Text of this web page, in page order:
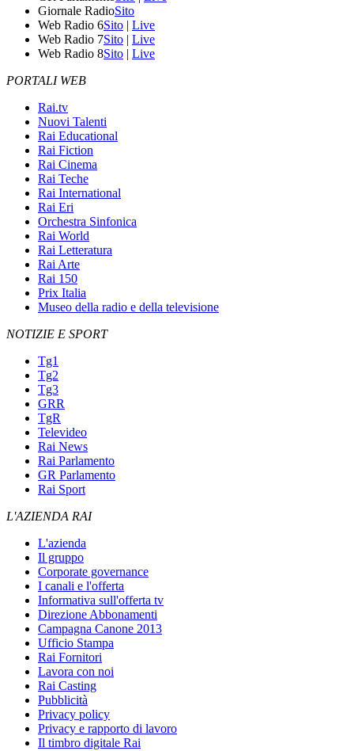
Giornale RadioSito
Web Radio 6Sito | Live
Web Radio 7Sito | Live
Web Radio 8Sito | Live
PORTALI WEB
Rai.tv
Nuovi Talenti
Rai Educational
Rai Fiction
Rai Cinema
Rai Teche
Rai International
Rai Eri
Orchestra Sinfonica
Rai World
Rai Letteratura
Rai Arte
Rai 150
Prix Italia
Museo della radio e della televisione
NOTIZIE E SPORT
Tg1
Tg2
Tg3
GRR
TgR
Televideo
Rai News
Rai Parlamento
GR Parlamento
Rai Sport
L'AZIENDA RAI
L'azienda
Il gruppo
Corporate governance
I canali e l'offerta
Informativa sull'offerta tv
Direzione Abbonamenti
Campagna Canone 2013
Ufficio Stampa
Rai Fornitori
Lavora con noi
Rai Casting
Pubblicità
Privacy policy
Privacy e rapporto di lavoro
Il timbro digitale Rai